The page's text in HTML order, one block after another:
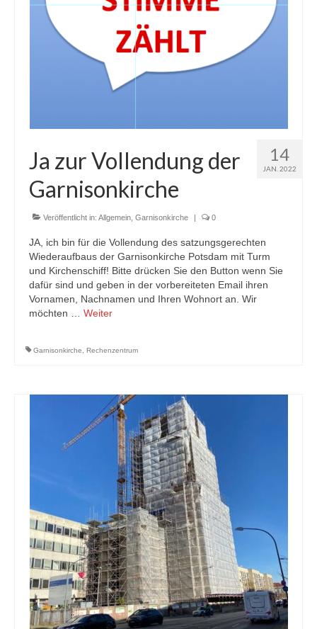
14
JAN. 2022
Ja zur Vollendung der
Garnisonkirche
Veröffentlicht in: Allgemein Garnisonkirche | 0
JA, ich bin für die Vollendung des satzungsgerechten
Wiederaufbaus der Garnisonkirche Potsdam mit Turm
und Kirchenschiff! Bitte drücken Sie den Button wenn Sie
dafür sind und geben in der vorbereiteten Email ihren
Vornamen, Nachnamen und Ihren Wohnort an. Wir
möchten … Weiter
Garnisonkirche Rechenzentrum